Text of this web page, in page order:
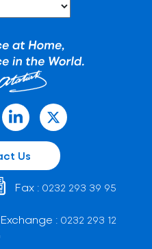
Us
Fax : 0232 293 39 95
: 0232 293 12